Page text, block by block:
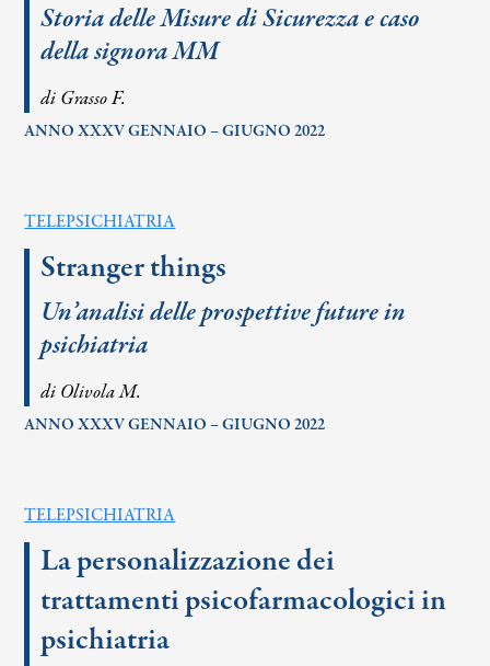
Storia delle Misure di Sicurezza e caso
della signora MM
di Grasso F.
ANNO XXXV GENNAIO – GIUGNO 2022
TELEPSICHIATRIA
Stranger things
Un’analisi delle prospettive future in
psichiatria
di Olivola M.
ANNO XXXV GENNAIO – GIUGNO 2022
TELEPSICHIATRIA
La personalizzazione dei
trattamenti psicofarmacologici in
psichiatria